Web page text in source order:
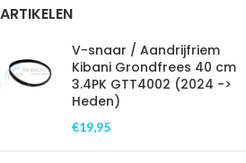
ARTIKELEN
V-snaar / Aandrijfriem
Kibani Grondfrees 40 cm
3.4PK GTT4002 (2024 ->
Heden)
€19,95